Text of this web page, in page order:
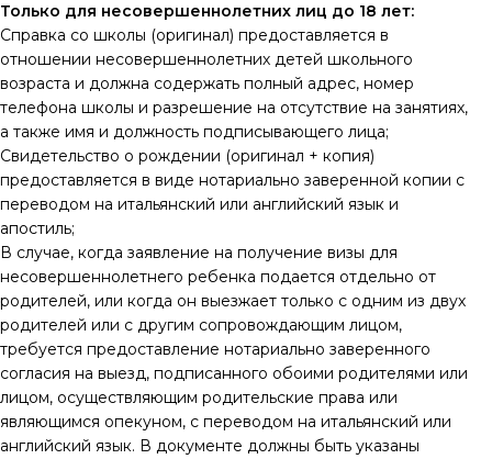
Только для несовершеннолетних лиц до 18 лет:
Справка со школы (оригинал) предоставляется в
отношении несовершеннолетних детей школьного
возраста и должна содержать полный адрес, номер
телефона школы и разрешение на отсутствие на занятиях,
а также имя и должность подписывающего лица;
Свидетельство о рождении (оригинал + копия)
предоставляется в виде нотариально заверенной копии с
переводом на итальянский или английский язык и
апостиль;
В случае, когда заявление на получение визы для
несовершеннолетнего ребенка подается отдельно от
родителей, или когда он выезжает только с одним из двух
родителей или с другим сопровождающим лицом,
требуется предоставление нотариально заверенного
согласия на выезд, подписанного обоими родителями или
лицом, осуществляющим родительские права или
являющимся опекуном, с переводом на итальянский или
английский язык. В документе должны быть указаны